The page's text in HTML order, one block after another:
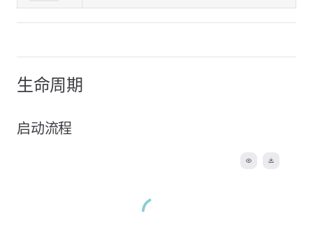
生命周期
启动流程